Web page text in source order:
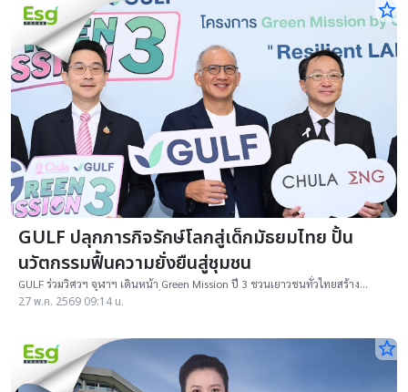
star_border
GULF ปลุกภารกิจรักษ์โลกสู่เด็กมัธยมไทย ปั้น
นวัตกรรมฟื้นความยั่งยืนสู่ชุมชน
GULF ร่วมวิศวฯ จุฬาฯ เดินหน้า Green Mission ปี 3 ชวนเยาวชนทั่วไทยสร้าง
นวัตกรรมฟืรสอนาคตคาร์บอนต่ำ
27 พ.ค. 2569 09:14 น.
star_border